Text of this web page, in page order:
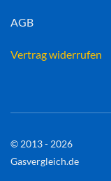
AGB
Vertrag widerrufen
© 2013 - 2026
Gasvergleich.de